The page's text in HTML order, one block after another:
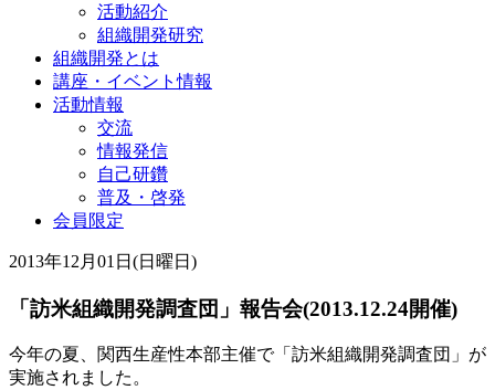
活動紹介
組織開発研究
組織開発とは
講座・イベント情報
活動情報
交流
情報発信
自己研鑽
普及・啓発
会員限定
2013年12月01日(日曜日)
「訪米組織開発調査団」報告会(2013.12.24開催)
今年の夏、関西生産性本部主催で「訪米組織開発調査団」が
実施されました。